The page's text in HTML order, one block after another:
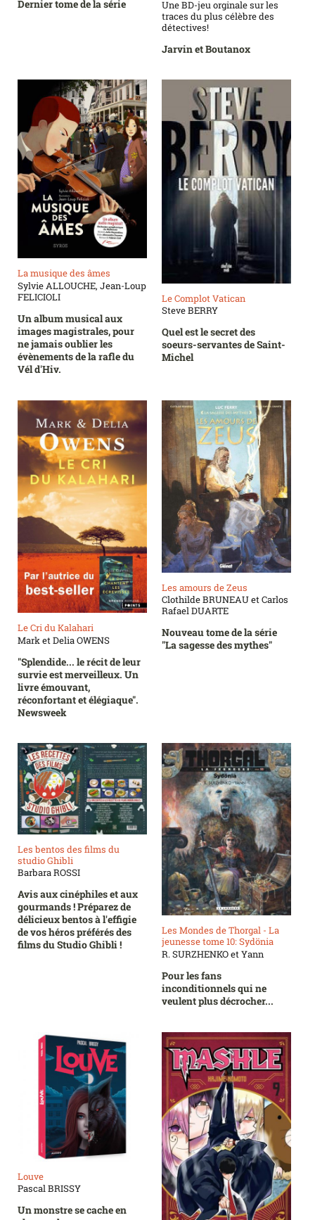
Dernier tome de la série
Une BD-jeu orginale sur les
traces du plus célèbre des
détectives!
Jarvin et Boutanox
La musique des âmes
Sylvie ALLOUCHE, Jean-Loup
FELICIOLI
Un album musical aux
images magistrales, pour
ne jamais oublier les
évènements de la rafle du
Vél d'Hiv.
Le Complot Vatican
Steve BERRY
Quel est le secret des
soeurs-servantes de Saint-
Michel
Le Cri du Kalahari
Mark et Delia OWENS
"Splendide... le récit de leur
survie est merveilleux. Un
livre émouvant,
réconfortant et élégiaque".
Newsweek
Les amours de Zeus
Clothilde BRUNEAU et Carlos
Rafael DUARTE
Nouveau tome de la série
"La sagesse des mythes"
Les bentos des films du
studio Ghibli
Barbara ROSSI
Avis aux cinéphiles et aux
gourmands ! Préparez de
délicieux bentos à l'effigie
de vos héros préférés des
films du Studio Ghibli !
Les Mondes de Thorgal - La
jeunesse tome 10: Sydönia
R. SURZHENKO et Yann
Pour les fans
inconditionnels qui ne
veulent plus décrocher...
Louve
Pascal BRISSY
Un monstre se cache en